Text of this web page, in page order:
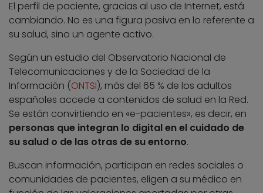
El perfil de paciente, gracias al uso de Internet, está
cambiando. No es una figura pasiva en lo referente a
su salud, sino un agente activo.
Según un estudio del Observatorio Nacional de
Telecomunicaciones y de la Sociedad de la
Información (ONTSI), más del 65 % de los adultos
españoles accede a contenidos de salud en la Red.
Se están convirtiendo en «e-pacientes», es decir, en
personas que integran lo digital en el cuidado de
su salud o de las otras de su entorno.
Buscan información, participan en redes sociales o
comunidades de pacientes, eligen a su médico en